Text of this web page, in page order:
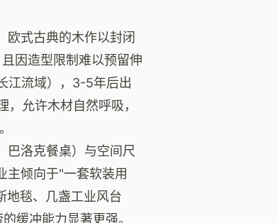
欧式古典的木作以封闭
因造型限制难以预留伸
江流域），3-5年后出
允许木材自然呼吸，
巴洛克餐桌）与空间尺
主倾向于"一套软装用
毯、几盏工业风台
缓冲能力显著更强。